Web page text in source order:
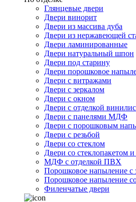
Глянцевые двери
Двери винорит
Двери из массива дуба
Двери из нержавеющей
Двери ламинированные
Двери натуральный шпон
Двери под старину
Двери порошковое
Двери с витражами
Двери с зеркалом
Двери с окном
Двери с отделкой
Двери с панелями МДФ
Двери с порошковым
Двери с резьбой
Двери со стеклом
Двери со стеклопакетом и
МДФ с отделкой ПВХ
Порошковое напыление с
Порошковое напыление
Филенчатые двери